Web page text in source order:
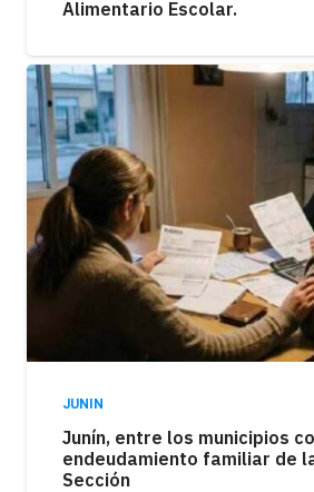
Alimentario Escolar.
JUNIN
Junín, entre los municipios
endeudamiento familiar de
Sección